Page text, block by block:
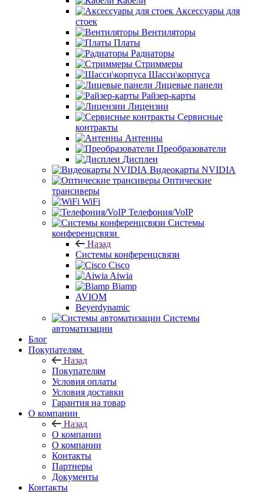
Аксессуары для
стоек
Вентиляторы
Платы
Радиаторы
Стриммеры
Шасси\корпуса
Лицевые панели
Райзер-карты
Лицензии
Сервисные
контракты
Антенны
Преобразователи
Дисплеи
Видеокарты NVIDIA
Оптические
трансиверы
WiFi
Телефония/VoIP
Системы
конференцсвязи
Назад
Системы конференцсвязи
Cisco
Aiwia
Biamp
AVIOM
Beyerdynamic
Системы
автоматизации
Блог
Покупателям
Назад
Покупателям
Условия оплаты
Условия доставки
Гарантия на товар
О компании
Назад
О компании
О компании
Контакты
Партнеры
Документы
Контакты